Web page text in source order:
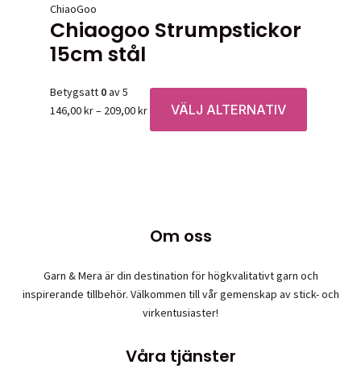
ChiaoGoo
Chiaogoo Strumpstickor
15cm stål
Betygsatt 0av 5
146,00kr– 209,00krPrisintervall:
146,00 kr
VÄLJ ALTERNATIV
här
kan
väljas
Om oss
Garn & Mera är din destination för högkvalitativt garn och
inspirerande tillbehör. Välkommen till vår gemenskap av stick- och
virkentusiaster!
Våra tjänster